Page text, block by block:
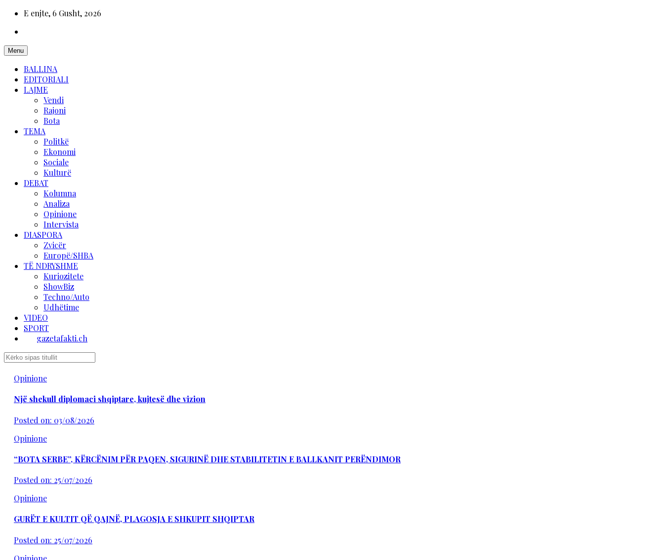
E enjte, 6 Gusht, 2026
Menu
BALLINA
EDITORIALI
LAJME
Vendi
Rajoni
Bota
TEMA
Politkë
Ekonomi
Sociale
Kulturë
DEBAT
Kolumna
Analiza
Opinione
Intervista
DIASPORA
Zvicër
Europë/SHBA
TË NDRYSHME
Kuriozitete
ShowBiz
Techno/Auto
Udhëtime
VIDEO
SPORT
gazetafakti.ch
Opinione
Një shekull diplomaci shqiptare, kujtesë dhe vizion
Posted on: 03/08/2026
Opinione
“BOTA SERBE”, KËRCËNIM PËR PAQEN, SIGURINË DHE STABILITETIN E BALLKANIT PERËNDIMOR
Posted on: 25/07/2026
Opinione
GURËT E KULTIT QË QAJNË, PLAGOSJA E SHKUPIT SHQIPTAR
Posted on: 25/07/2026